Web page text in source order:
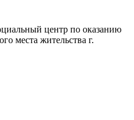
центр по оказанию
места жительства г.